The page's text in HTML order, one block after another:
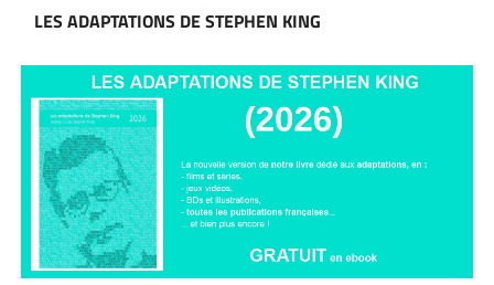
LES ADAPTATIONS DE STEPHEN KING